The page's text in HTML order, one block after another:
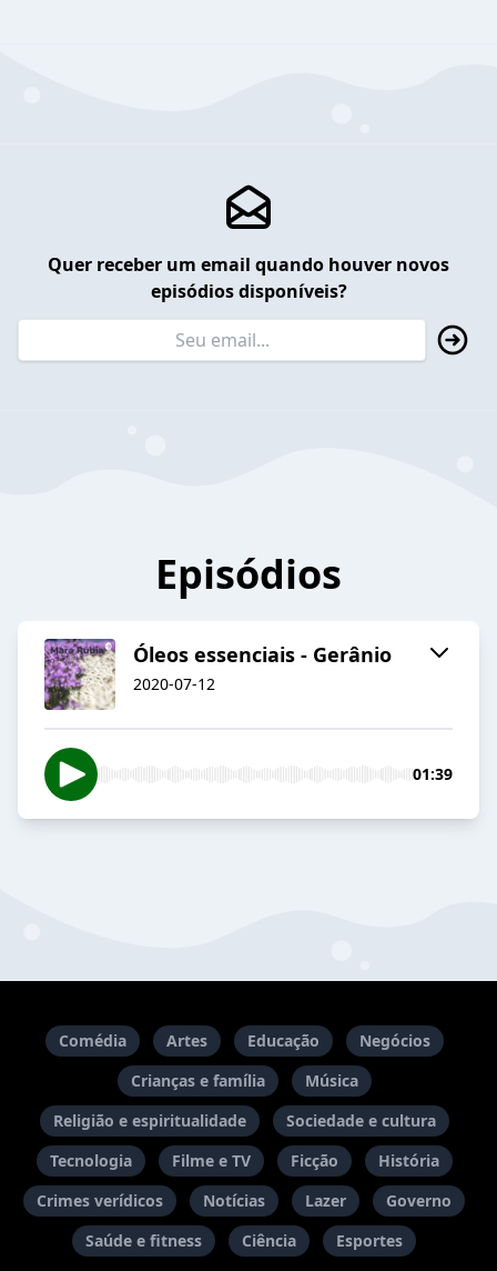
Quer receber um email quando houver novos
episódios disponíveis?
Episódios
Óleos essenciais - Gerânio
2020-07-12
01:39
Comédia Artes Educação
Negócios
Crianças e família
Música
Religião e espiritualidade
Sociedade e cultura
Tecnologia
Filme e TV Ficção
História
Crimes verídicos
Notícias Lazer
Governo
Saúde e fitness
Ciência Esportes